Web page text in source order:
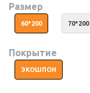
Размер
60*200 70*200
Покрытие
ЭКОШПОН